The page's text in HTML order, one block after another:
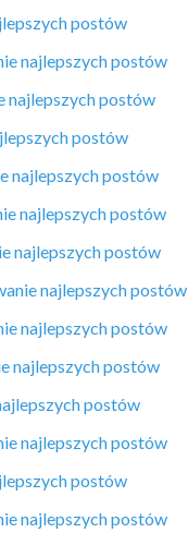
postów
najlepszych postów
najlepszych postów
postów
najlepszych postów
najlepszych postów
najlepszych postów
najlepszych postów
najlepszych postów
najlepszych postów
postów
najlepszych postów
postów
najlepszych postów